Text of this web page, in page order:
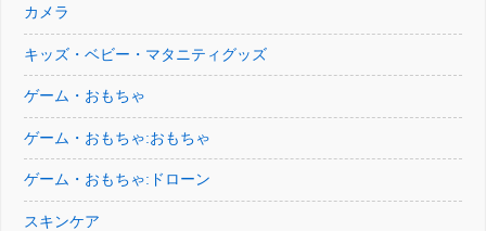
カメラ
キッズ・ベビー・マタニティグッズ
ゲーム・おもちゃ
ゲーム・おもちゃ:おもちゃ
ゲーム・おもちゃ:ドローン
スキンケア